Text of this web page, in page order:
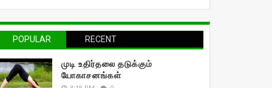
POPULAR RECENT
முடி உதிர்தலை தடுக்கும்
யோகாசனங்கள்